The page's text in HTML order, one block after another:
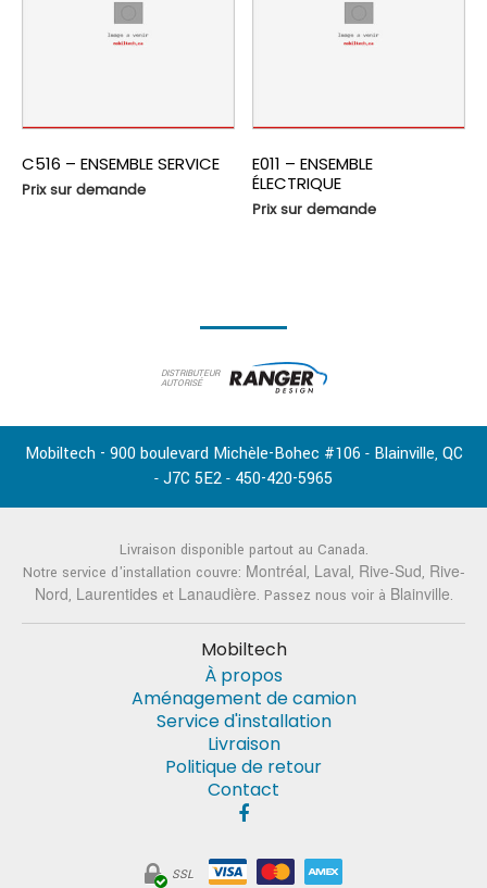
C516 – ENSEMBLE SERVICE
Prix sur demande
E011 – ENSEMBLE
ÉLECTRIQUE
Prix sur demande
DISTRIBUTEUR
AUTORISÉ
Mobiltech - 900 boulevard Michèle-Bohec #106 - Blainville, QC
- J7C 5E2 - 450-420-5965
Livraison disponible partout au Canada.
Notre service d'installation couvre: Montréal, Laval, Rive-Sud, Rive-
Nord, Laurentideset Lanaudière. Passez nous voir à Blainville.
Mobiltech
À propos
Aménagement de camion
Service d'installation
Livraison
Politique de retour
Contact
SSL